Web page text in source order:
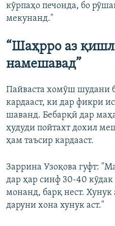
кӯрпаҳо печонда, бо
мекунанд."
“Шаҳрро аз
намешавад”
Пайваста хомӯш шудани
кардааст, ки дар фикри
шаванд. Бебарқӣ дар
ҳудуди пойтахт дохил
ҳам таъсир кардааст.
Заррина Узоқова гуфт:
дар ҳар синф 30-40 кӯдак
монанд, барқ нест. Хунук
даруни хона хунук аст."